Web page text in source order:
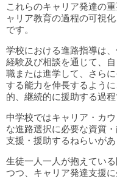
これらのキャリア発達の
ャリア教育の過程の可視
です。
学校における進路指導は
経験及び相談を通じて、
職または進学して、さら
する能力を伸長するよう
的、継続的に援助する過
中学校ではキャリア・カ
な進路選択に必要な資質
支援・援助するねらいがあ
生徒一人一人が抱えてい
つつ、キャリア発達支援に